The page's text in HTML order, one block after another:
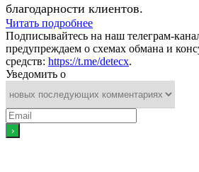
благодарности клиентов.
Читать подробнее
Подписывайтесь на наш телеграм-
предупреждаем о схемах обмана и
средств: https://t.me/detecx.
Уведомить о